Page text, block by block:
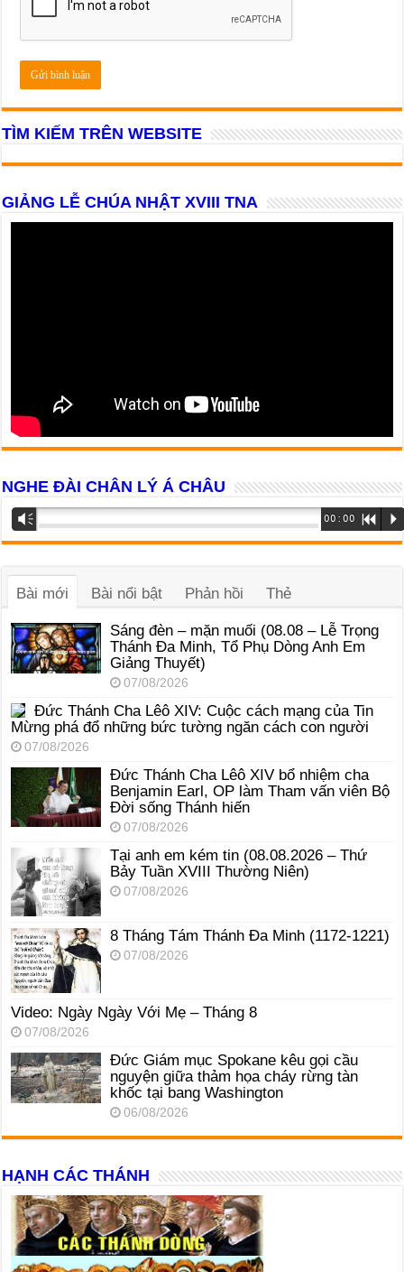
TÌM KIẾM TRÊN WEBSITE
GIẢNG LỄ CHÚA NHẬT XVIII TNA
NGHE ĐÀI CHÂN LÝ Á CHÂU
Trình
phát
âm
Vm 00:00 R P
Bài mới Bài nổi bật Phản hồi Thẻ
Sáng đèn – mặn muối (08.08 – Lễ Trọng
Thánh Đa Minh, Tổ Phụ Dòng Anh Em
Giảng Thuyết)
07/08/2026
Đức Thánh Cha Lêô XIV: Cuộc cách mạng của Tin
Mừng phá đổ những bức tường ngăn cách con người
07/08/2026
Đức Thánh Cha Lêô XIV bổ nhiệm cha
Benjamin Earl, OP làm Tham vấn viên Bộ
Đời sống Thánh hiến
07/08/2026
Tại anh em kém tin (08.08.2026 – Thứ
Bảy Tuần XVIII Thường Niên)
07/08/2026
8 Tháng Tám Thánh Ða Minh (1172-1221)
07/08/2026
Video: Ngày Ngày Với Mẹ – Tháng 8
07/08/2026
Đức Giám mục Spokane kêu gọi cầu
nguyện giữa thảm họa cháy rừng tàn
khốc tại bang Washington
06/08/2026
HẠNH CÁC THÁNH